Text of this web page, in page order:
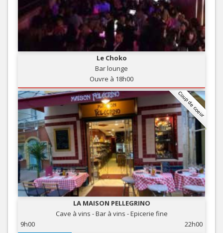
Le Choko
Bar lounge
Ouvre à 18h00
Coup de coeur
LA MAISON PELLEGRINO
Cave à vins - Bar à vins - Epicerie fine
9h00
22h00